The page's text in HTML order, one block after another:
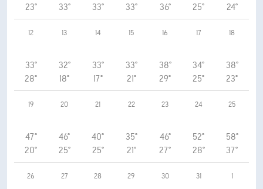
23°
33°
33°
33°
36°
25°
24°
12
33°
28°
13
32°
18°
14
33°
17°
15
33°
21°
16
38°
29°
17
34°
25°
18
38°
23°
19
47°
20°
20
46°
25°
21
40°
25°
22
35°
21°
23
46°
27°
24
52°
28°
25
58°
37°
26 27 28 29 30 31 1